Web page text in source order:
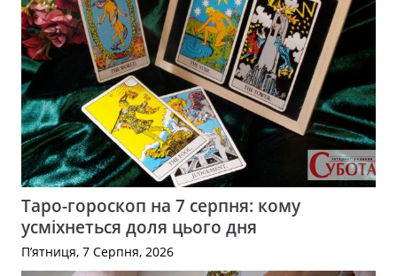
Таро-гороскоп на 7 серпня: кому
усміхнеться доля цього дня
П’ятниця, 7 Серпня, 2026